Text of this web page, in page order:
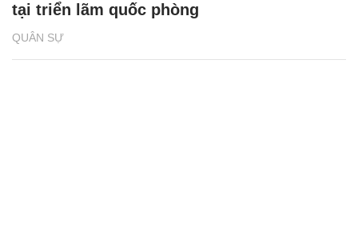
QUÂN SỰ
tại triển lãm quốc phòng